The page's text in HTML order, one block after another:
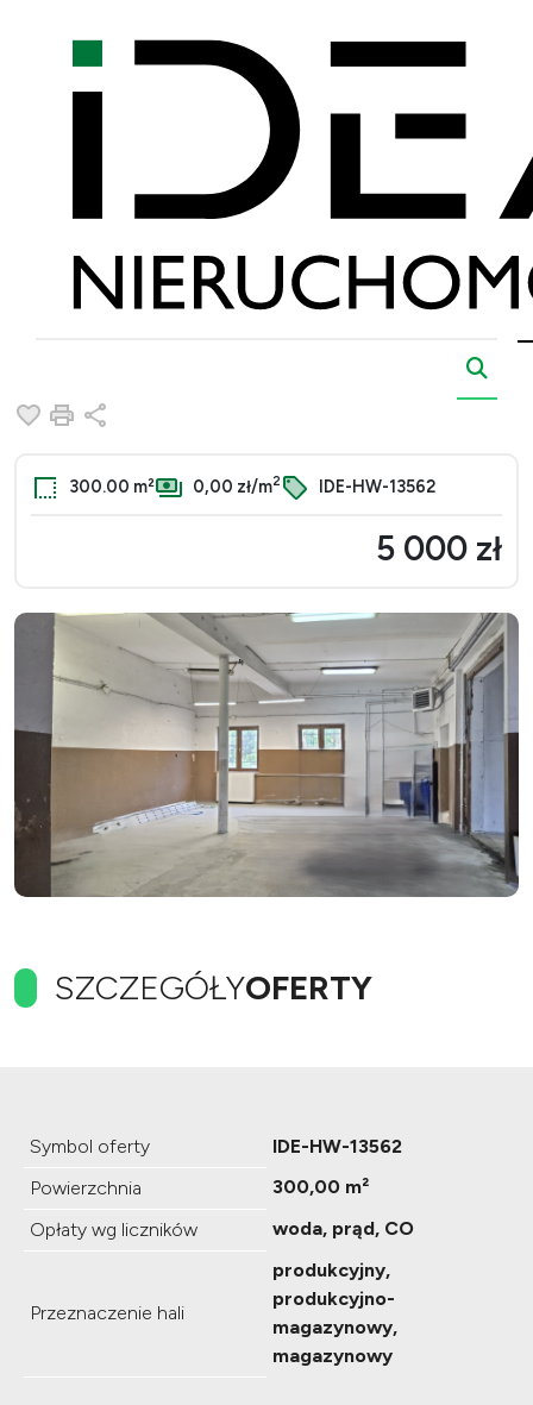
Strona główna Oferty Hale Wynajem Bydgoszcz Miedzyń
Dodaj do ulubionych
Drukuj
300.00 m² 0,00 zł/m2 IDE-HW-13562
5 000 zł
SZCZEGÓŁYOFERTY
Symbol oferty
IDE-HW-13562
Powierzchnia
300,00 m²
Opłaty wg liczników
woda, prąd, CO
Przeznaczenie hali
produkcyjny,
produkcyjno-
magazynowy,
magazynowy